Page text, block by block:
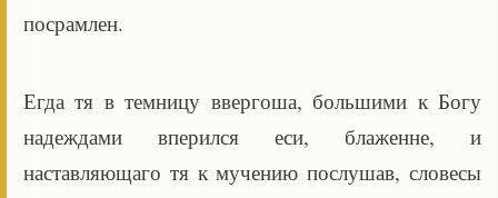
посрамлен.
Егда тя в темницу ввергоша, большими к Богу
надеждами вперился еси, блаженне, и
наставляющаго тя к мучению послушав, словесы